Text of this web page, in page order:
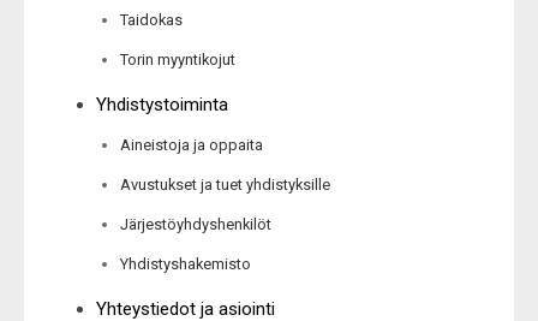
Taidokas
Torin myyntikojut
Yhdistystoiminta
Aineistoja ja oppaita
Avustukset ja tuet yhdistyksille
Järjestöyhdyshenkilöt
Yhdistyshakemisto
Yhteystiedot ja asiointi